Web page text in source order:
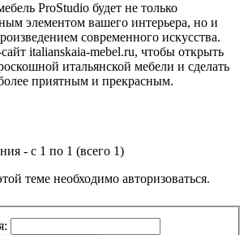
ProStudio будет не только
элементом вашего интерьера, но и
современного искусства.
italianskaia-mebel.ru, чтобы открыть
итальянской мебели и сделать
приятным и прекрасным.
- с 1 по 1 (всего 1)
теме необходимо авторизоваться.